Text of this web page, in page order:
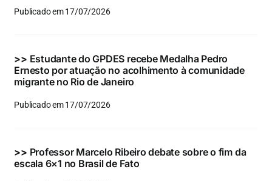
Publicado em 17/07/2026
>> Estudante do GPDES recebe Medalha Pedro
Ernesto por atuação no acolhimento à comunidade
migrante no Rio de Janeiro
Publicado em 17/07/2026
>> Professor Marcelo Ribeiro debate sobre o fim da
escala 6×1 no Brasil de Fato